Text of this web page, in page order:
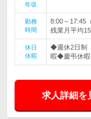
年収
勤務
時間
8:00～17:45
残業月平均
休日
休暇
◆週休2日制
暇◆慶弔休
求人詳細を